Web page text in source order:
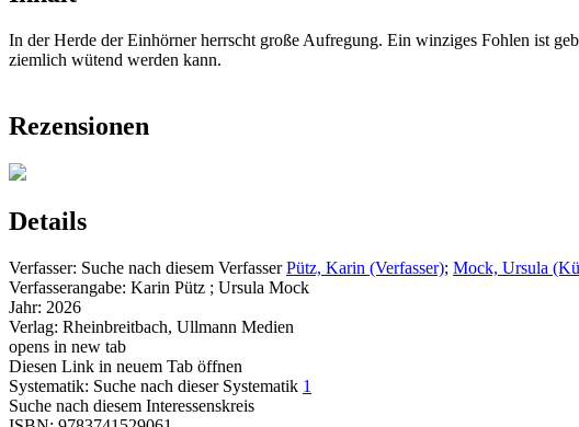
In der Herde der Einhörner herrscht große Aufregung. Ein winziges Fohlen ist
ziemlich wütend werden kann.
Rezensionen
Details
Verfasser: Suche nach diesem Verfasser Pütz, Karin (Verfasser); Mock, Ursula
Verfasserangabe: Karin Pütz ; Ursula Mock
Jahr: 2026
Verlag: Rheinbreitbach, Ullmann Medien
opens in new tab
Diesen Link in neuem Tab öffnen
Systematik: Suche nach dieser Systematik 1
Suche nach diesem Interessenskreis